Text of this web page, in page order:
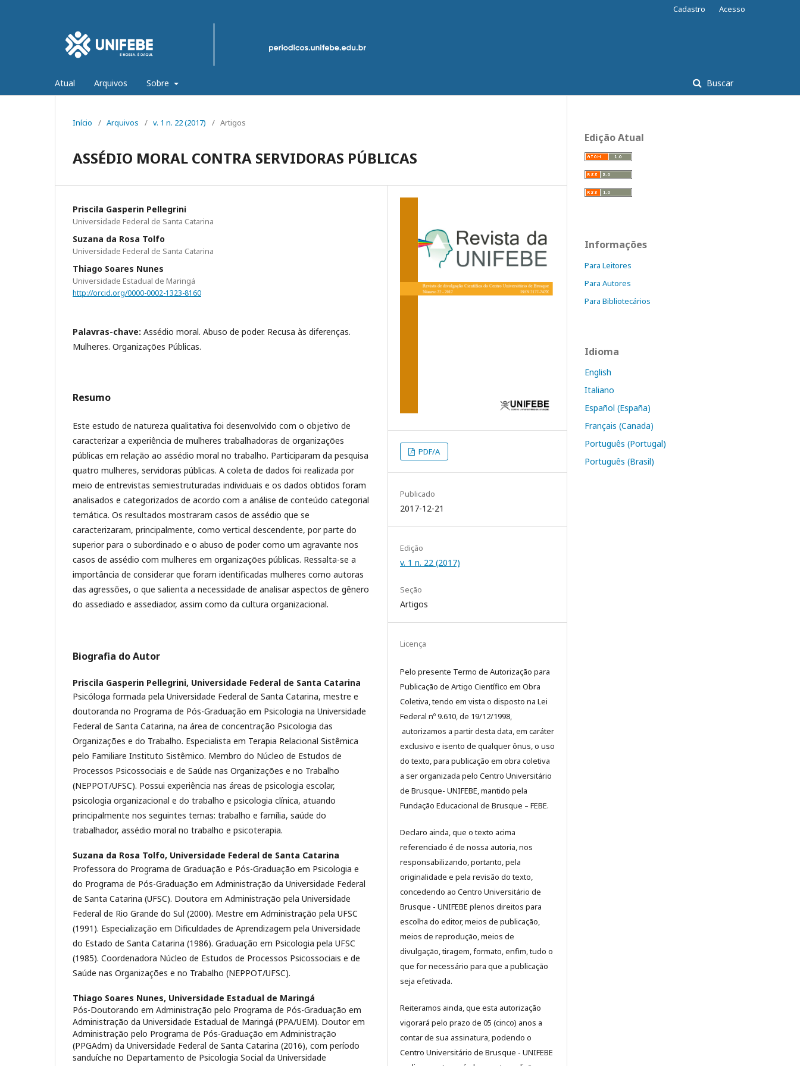
Atual Arquivos Sobre Buscar
Cadastro Acesso
Início / Arquivos / v. 1 n. 22 (2017) / Artigos
ASSÉDIO MORAL CONTRA SERVIDORAS PÚBLICAS
Priscila Gasperin Pellegrini
Universidade Federal de Santa Catarina
Suzana da Rosa Tolfo
Universidade Federal de Santa Catarina
Thiago Soares Nunes
Universidade Estadual de Maringá
http://orcid.org/0000-0002-1323-8160
Palavras-chave: Assédio moral. Abuso de poder. Recusa às diferenças.
Mulheres. Organizações Públicas.
Resumo
Este estudo de natureza qualitativa foi desenvolvido com o objetivo de
caracterizar a experiência de mulheres trabalhadoras de organizações
públicas em relação ao assédio moral no trabalho. Participaram da pesquisa
quatro mulheres, servidoras públicas. A coleta de dados foi realizada por
meio de entrevistas semiestruturadas individuais e os dados obtidos foram
analisados e categorizados de acordo com a análise de conteúdo categorial
temática. Os resultados mostraram casos de assédio que se
caracterizaram, principalmente, como vertical descendente, por parte do
superior para o subordinado e o abuso de poder como um agravante nos
casos de assédio com mulheres em organizações públicas. Ressalta-se a
importância de considerar que foram identificadas mulheres como autoras
das agressões, o que salienta a necessidade de analisar aspectos de gênero
do assediado e assediador, assim como da cultura organizacional.
Biografia do Autor
Priscila Gasperin Pellegrini, Universidade Federal de Santa Catarina
Psicóloga formada pela Universidade Federal de Santa Catarina, mestre e
doutoranda no Programa de Pós-Graduação em Psicologia na Universidade
Federal de Santa Catarina, na área de concentração Psicologia das
Organizações e do Trabalho. Especialista em Terapia Relacional Sistêmica
pelo Familiare Instituto Sistêmico. Membro do Núcleo de Estudos de
Processos Psicossociais e de Saúde nas Organizações e no Trabalho
(NEPPOT/UFSC). Possui experiência nas áreas de psicologia escolar,
psicologia organizacional e do trabalho e psicologia clínica, atuando
principalmente nos seguintes temas: trabalho e família, saúde do
trabalhador, assédio moral no trabalho e psicoterapia.
Suzana da Rosa Tolfo, Universidade Federal de Santa Catarina
Professora do Programa de Graduação e Pós-Graduação em Psicologia e
do Programa de Pós-Graduação em Administração da Universidade Federal
de Santa Catarina (UFSC). Doutora em Administração pela Universidade
Federal de Rio Grande do Sul (2000). Mestre em Administração pela UFSC
(1991). Especialização em Dificuldades de Aprendizagem pela Universidade
do Estado de Santa Catarina (1986). Graduação em Psicologia pela UFSC
(1985). Coordenadora Núcleo de Estudos de Processos Psicossociais e de
Saúde nas Organizações e no Trabalho (NEPPOT/UFSC).
Thiago Soares Nunes, Universidade Estadual de Maringá
Pós-Doutorando em Administração pelo Programa de Pós-Graduação em
Administração da Universidade Estadual de Maringá (PPA/UEM). Doutor em
Administração pelo Programa de Pós-Graduação em Administração
(PPGAdm) da Universidade Federal de Santa Catarina (2016), com período
sanduíche no Departamento de Psicologia Social da Universidade
PDF/A
Publicado
2017-12-21
Edição
v. 1 n. 22 (2017)
Seção
Artigos
Licença
Pelo presente Termo de Autorização para
Publicação de Artigo Científico em Obra
Coletiva, tendo em vista o disposto na Lei
Federal nº 9.610, de 19/12/1998,
autorizamos a partir desta data, em caráter
exclusivo e isento de qualquer ônus, o uso
do texto, para publicação em obra coletiva
a ser organizada pelo Centro Universitário
de Brusque- UNIFEBE, mantido pela
Fundação Educacional de Brusque – FEBE.
Declaro ainda, que o texto acima
referenciado é de nossa autoria, nos
responsabilizando, portanto, pela
originalidade e pela revisão do texto,
concedendo ao Centro Universitário de
Brusque - UNIFEBE plenos direitos para
escolha do editor, meios de publicação,
meios de reprodução, meios de
divulgação, tiragem, formato, enfim, tudo o
que for necessário para que a publicação
seja efetivada.
Reiteramos ainda, que esta autorização
vigorará pelo prazo de 05 (cinco) anos a
contar de sua assinatura, podendo o
Centro Universitário de Brusque - UNIFEBE
Edição Atual
Informações
Para Leitores
Para Autores
Para Bibliotecários
Idioma
English
Italiano
Español (España)
Français (Canada)
Português (Portugal)
Português (Brasil)